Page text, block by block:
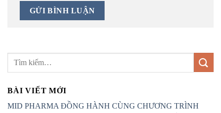
BÀI VIẾT MỚI
MID PHARMA ĐỒNG HÀNH CÙNG CHƯƠNG TRÌNH